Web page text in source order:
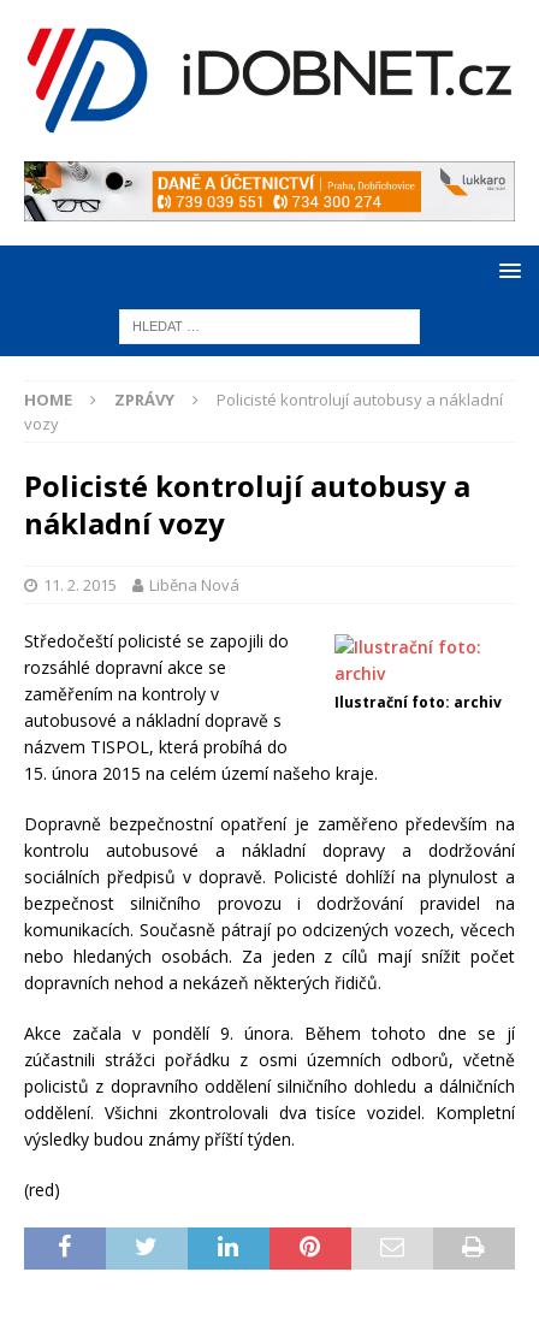
HOME ZPRÁVY
Policisté kontrolují autobusy a nákladní
vozy
Policisté kontrolují autobusy a
nákladní vozy
11. 2. 2015 Liběna Nová
Ilustrační foto: archiv
Středočeští policisté se zapojili do
rozsáhlé dopravní akce se
zaměřením na kontroly v
autobusové a nákladní dopravě s
názvem TISPOL, která probíhá do
15. února 2015 na celém území našeho kraje.
Dopravně bezpečnostní opatření je zaměřeno především na
kontrolu autobusové a nákladní dopravy a dodržování
sociálních předpisů v dopravě. Policisté dohlíží na plynulost a
bezpečnost silničního provozu i dodržování pravidel na
komunikacích. Současně pátrají po odcizených vozech, věcech
nebo hledaných osobách. Za jeden z cílů mají snížit počet
dopravních nehod a nekázeň některých řidičů.
Akce začala v pondělí 9. února. Během tohoto dne se jí
zúčastnili strážci pořádku z osmi územních odborů, včetně
policistů z dopravního oddělení silničního dohledu a dálničních
oddělení. Všichni zkontrolovali dva tisíce vozidel. Kompletní
výsledky budou známy příští týden.
(red)